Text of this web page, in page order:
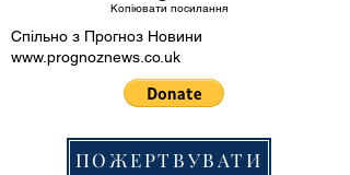
Копіювати посилання
Спільно з Прогноз Новини
www.prognoznews.co.uk
ПОЖЕРТВУВАТИ